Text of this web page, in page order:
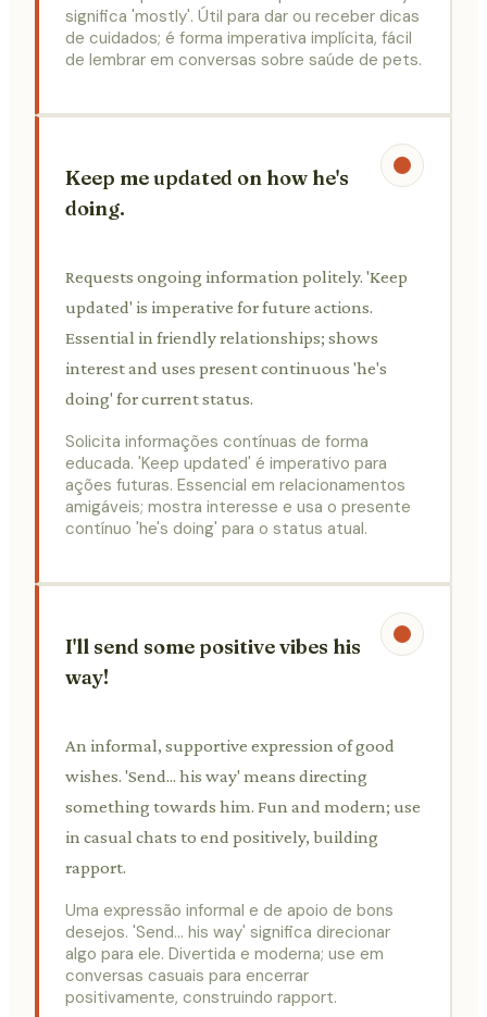
significa 'mostly'. Útil para dar ou receber dicas
de cuidados; é forma imperativa implícita, fácil
de lembrar em conversas sobre saúde de pets.
Keep me updated on how he's
doing.
Requests ongoing information politely. 'Keep
updated' is imperative for future actions.
Essential in friendly relationships; shows
interest and uses present continuous 'he's
doing' for current status.
Solicita informações contínuas de forma
educada. 'Keep updated' é imperativo para
ações futuras. Essencial em relacionamentos
amigáveis; mostra interesse e usa o presente
contínuo 'he's doing' para o status atual.
I'll send some positive vibes his
way!
An informal, supportive expression of good
wishes. 'Send... his way' means directing
something towards him. Fun and modern; use
in casual chats to end positively, building
rapport.
Uma expressão informal e de apoio de bons
desejos. 'Send... his way' significa direcionar
algo para ele. Divertida e moderna; use em
conversas casuais para encerrar
positivamente, construindo rapport.